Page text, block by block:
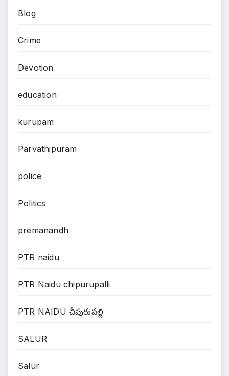
Blog
Crime
Devotion
education
kurupam
Parvathipuram
police
Politics
premanandh
PTR naidu
PTR Naidu chipurupalli
PTR NAIDU చీపురుపల్లి
SALUR
Salur